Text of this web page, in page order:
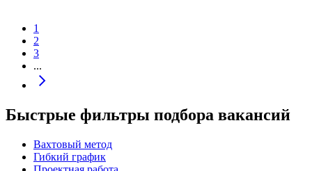
1
2
3
...
Быстрые фильтры подбора вакансий
Вахтовый метод
Гибкий график